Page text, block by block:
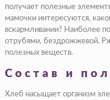
получает полезные
мамочки интересуются,
вскармливании? Наиболее
отрубями, бездрожжевой.
полезных веществ.
Состав и
Хлеб насыщает организм